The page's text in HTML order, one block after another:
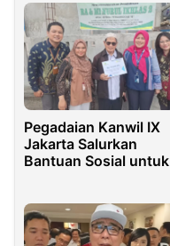
Pegadaian Kanwil IX
Jakarta Salurkan
Bantuan Sosial untuk
di Penjaringan